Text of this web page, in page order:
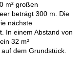
m² großen
beträgt 300 m. Die
nächste
In einem Abstand von
32 m²
dem Grundstück.